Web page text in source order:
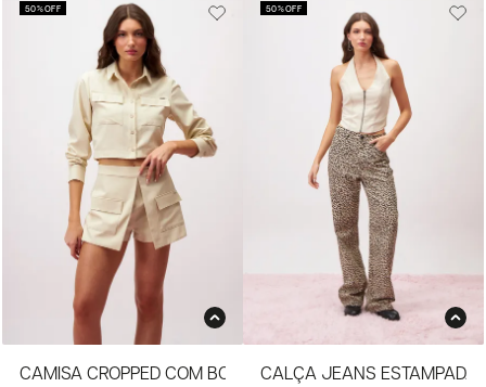
50%OFF
CAMISA CROPPED COM BOLSOS FRONTAIS
50%OFF
CALÇA JEANS ESTAMPADA